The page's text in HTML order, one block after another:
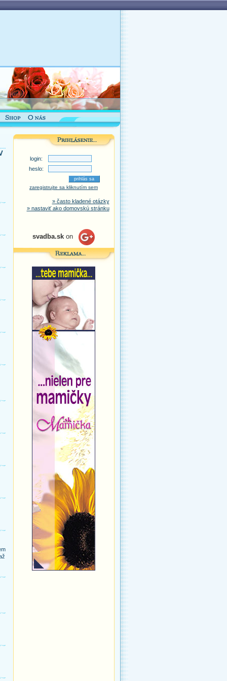
login:
heslo:
zaregistrujte sa kliknutím sem
» často kladené otázky
» nastaviť ako domovskú stránku
svadba.sk on